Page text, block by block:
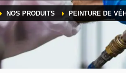
NOS PRODUITS PEINTURE DE